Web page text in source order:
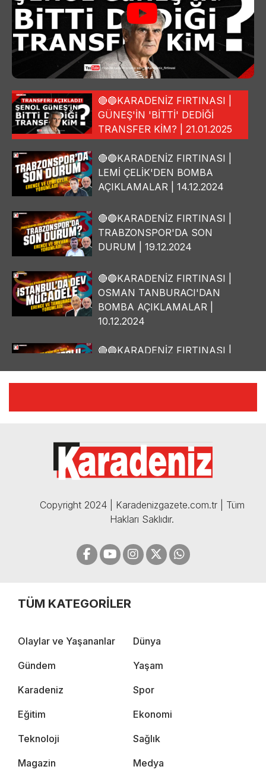
🔴🔵KARADENİZ FIRTINASI |
GÜNEŞ'İN 'BİTTİ' DEDİĞİ
TRANSFER KİM? | 21.01.2025
🔴🔵KARADENİZ FIRTINASI |
LEMİ ÇELİK'DEN BOMBA
AÇIKLAMALAR | 14.12.2024
🔴🔵KARADENİZ FIRTINASI |
TRABZONSPOR'DA SON
DURUM | 19.12.2024
🔴🔵KARADENİZ FIRTINASI |
OSMAN TANBURACI'DAN
BOMBA AÇIKLAMALAR |
10.12.2024
🔴🔵KARADENİZ FIRTINASI |
🔴🔵KARADENİZ FIRTINASI |
05.12.2024
Copyright 2024 | Karadenizgazete.com.tr | Tüm
Hakları Saklıdır.
TÜM KATEGORİLER
Olaylar ve Yaşananlar Dünya
Gündem Yaşam
Karadeniz Spor
Eğitim Ekonomi
Teknoloji Sağlık
Magazin Medya